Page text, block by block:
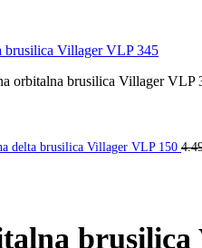
orbitalna brusilica Villager VLP
delta brusilica Villager VLP 150
brusilica